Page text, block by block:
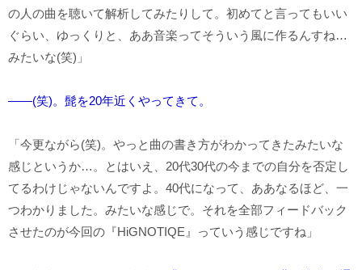
の人の曲を聴いて解析してみたりして。初めてと言ってもいい
ぐらい、ゆっくりと、ああ音楽ってそういう風に作るんすね…
みたいな(笑)」
――(笑)。髭を20年近くやってきて。
「今更ながら(笑)。やっと曲の書き方がわかってきたみたいな
感じというか…。とはいえ、20代30代の今までの自分を否定し
てるわけじゃないんですよ。40代になって、ああなるほど、一
つわかりました。みたいな感じで。それを全部フィードバック
させたのが今回の『HiGNOTIQE』っていう感じですね」